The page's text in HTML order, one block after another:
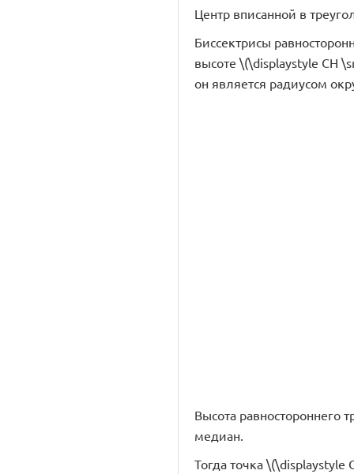
Центр вписанной в
Биссектрисы
высоте \(\displaystyle CH
он является радиусом
Высота равностороннего
медиан.
Тогда точка